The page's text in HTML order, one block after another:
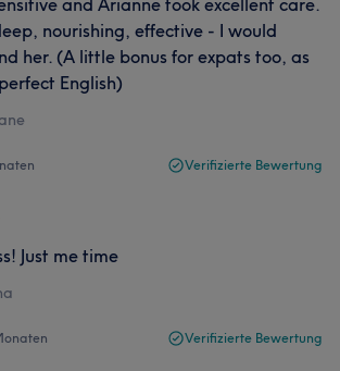
and Arianne took excellent care.
nourishing, effective - I would
her. (A little bonus for expats too, as
English)
Verifizierte Bewertung
Just me time
Verifizierte Bewertung